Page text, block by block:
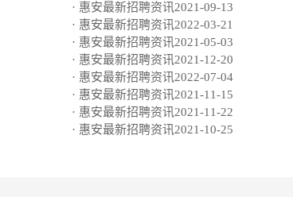
· 惠安最新招聘资讯2021-09-13
· 惠安最新招聘资讯2022-03-21
· 惠安最新招聘资讯2021-05-03
· 惠安最新招聘资讯2021-12-20
· 惠安最新招聘资讯2022-07-04
· 惠安最新招聘资讯2021-11-15
· 惠安最新招聘资讯2021-11-22
· 惠安最新招聘资讯2021-10-25